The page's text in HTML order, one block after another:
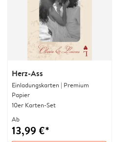
Herz-Ass
Einladungskarten | Premium
Papier
10er Karten-Set
Ab
13,99 €*